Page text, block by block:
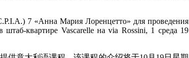
7 «Анна Мария Лоренцетто» для проведения
штаб-квартире Vascarelle на via Rossini, 1 среда 19